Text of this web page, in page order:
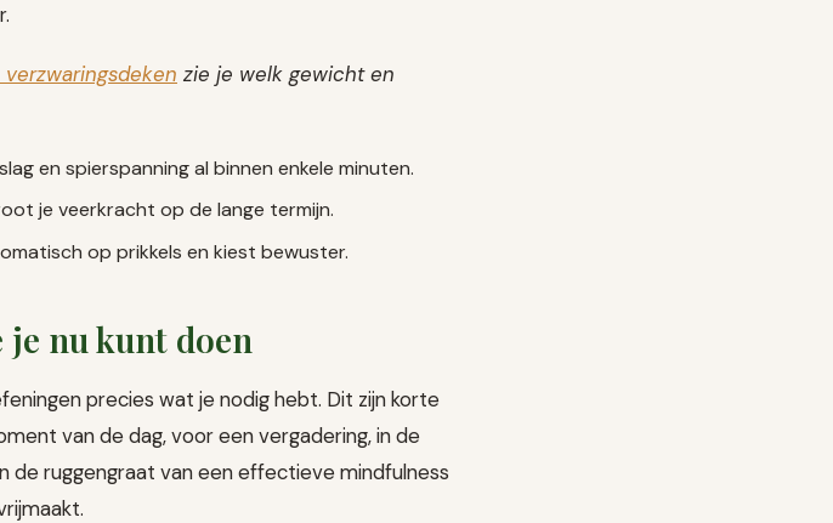
zie je welk gewicht en
en spierspanning al binnen enkele minuten.
je veerkracht op de lange termijn.
op prikkels en kiest bewuster.
nu kunt doen
precies wat je nodig hebt. Dit zijn korte
van de dag, voor een vergadering, in de
de ruggengraat van een effectieve mindfulness